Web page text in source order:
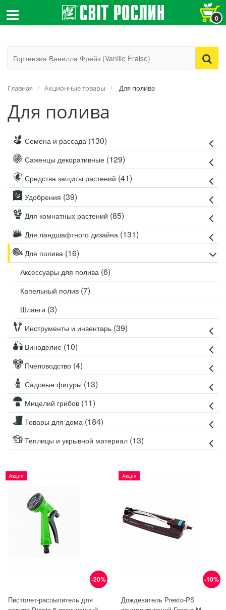
0
Главная Акционные товары Для полива
Для полива
Семена и рассада (130)
Саженцы декоративные (129)
Средства защиты растений (41)
Удобрения (39)
Для комнатных растений (85)
Для ландшафтного дизайна (131)
Для полива (16)
Аксессуары для полива (6)
Капельный полив (7)
Шланги (3)
Инструменты и инвентарь (39)
Виноделие (10)
Пчеловодство (4)
Садовые фигуры (13)
Мицелий грибов (11)
Товары для дома (184)
Теплицы и укрывной материал (13)
-20%
Акция
Пистолет-распылитель для
-10%
Акция
Дождеватель Presto-PS